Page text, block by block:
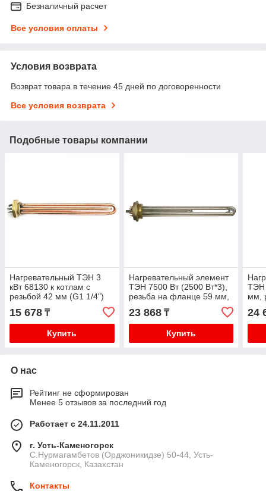
Безналичный расчет
Все условия оплаты
Условия возврата
Возврат товара в течение 45 дней по договоренности
Все условия возврата
Подобные товары компании
Нагревательный ТЭН 3
кВт 68130 к котлам с
резьбой 42 мм (G1 1/4")
длина 315 мм
15 678 ₸
Купить
Нагревательный элемент
ТЭН 7500 Вт (2500 Вт*3),
резьба на фланце 59 мм,
длина 370 мм,
нержавейка 68675
23 868₸
Купить
ТЭН
мм,
24
О нас
Рейтинг не сформирован
Менее 5 отзывов за последний год
Работает с 24.11.2011
г. Усть-Каменогорск
С.Нурмагамбетов (Орджоникидзе) 50-44, Усть-
Каменогорск, Казахстан
Контакты